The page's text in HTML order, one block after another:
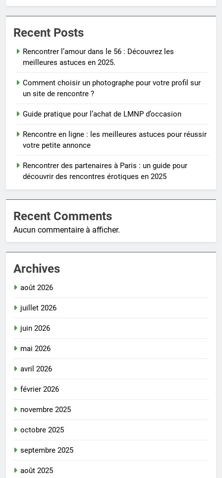
Recent Posts
Rencontrer l’amour dans le 56 : Découvrez les
meilleures astuces en 2025.
Comment choisir un photographe pour votre profil sur
un site de rencontre ?
Guide pratique pour l’achat de LMNP d’occasion
Rencontre en ligne : les meilleures astuces pour réussir
votre petite annonce
Rencontrer des partenaires à Paris : un guide pour
découvrir des rencontres érotiques en 2025
Recent Comments
Aucun commentaire à afficher.
Archives
août 2026
juillet 2026
juin 2026
mai 2026
avril 2026
février 2026
novembre 2025
octobre 2025
septembre 2025
août 2025